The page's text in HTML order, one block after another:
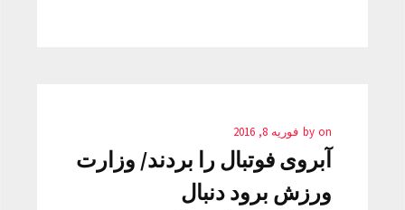
by on فوریه 8, 2016
آبروی فوتبال را بردند/ وزارت
ورزش برود دنبال